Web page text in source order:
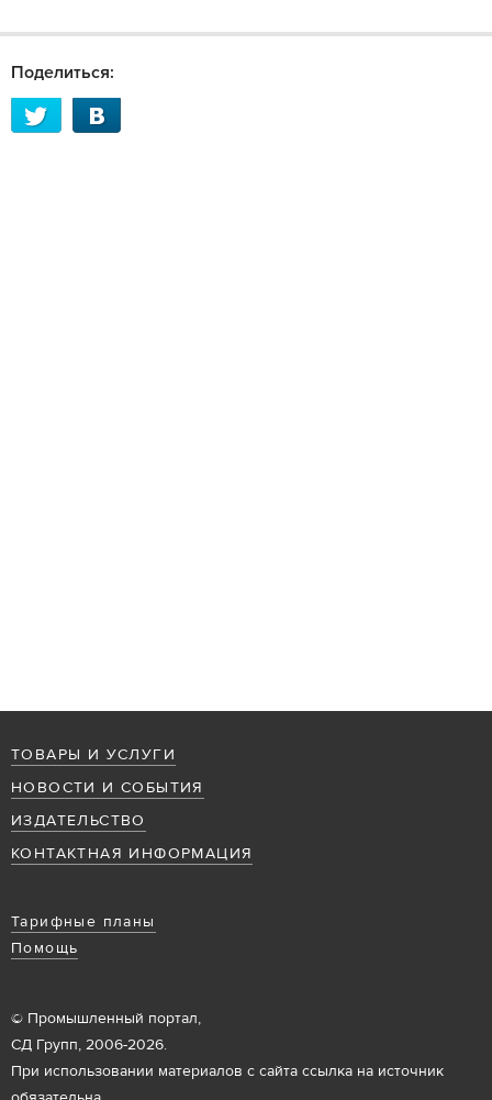
Поделиться:
ТОВАРЫ И УСЛУГИ
НОВОСТИ И СОБЫТИЯ
ИЗДАТЕЛЬСТВО
КОНТАКТНАЯ ИНФОРМАЦИЯ
Тарифные планы
Помощь
© Промышленный портал,
СД Групп, 2006-2026.
При использовании материалов с сайта ссылка на источник